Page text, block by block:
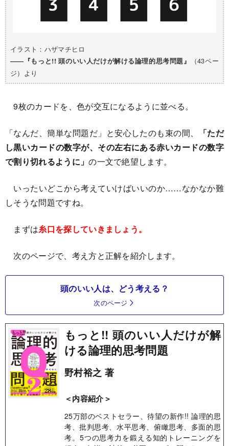
イラスト：ハザマチヒロ
――『もっと!! 頭のいい人だけが解ける論理的思考問題』
（43ペー
ジ）より
9枚のカードを、色が交互になるように並べる。
「なんだ、簡単な問題だ」と安心したのも束の間、
「ただ
し黒いカードの数字が、その左右にある赤いカードの数字
で割り切れるように」の一文で絶望します。
いったいどこから考えていけばいいのか……なかなか難
しそうな問題ですね。
まずは糸口を探していきましょう。
次のページで、考え方と正解を紹介します。
頭のいい人は、どう考える？
次のページ
もっと!! 頭のいい人だけが解
ける論理的思考問題
野村裕之 著
＜内容紹介＞
25万部のベストセラー、待望の新作!! 論理的思
考、批判思考、水平思考、俯瞰思考、多面的思
考。5つの思考力を鍛える知的トレーニングを